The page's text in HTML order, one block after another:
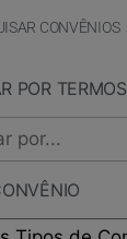
CONVÊNIOS
POR TERMOS